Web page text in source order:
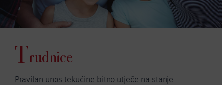
Trudnice
Pravilan unos tekućine bitno utječe na stanje